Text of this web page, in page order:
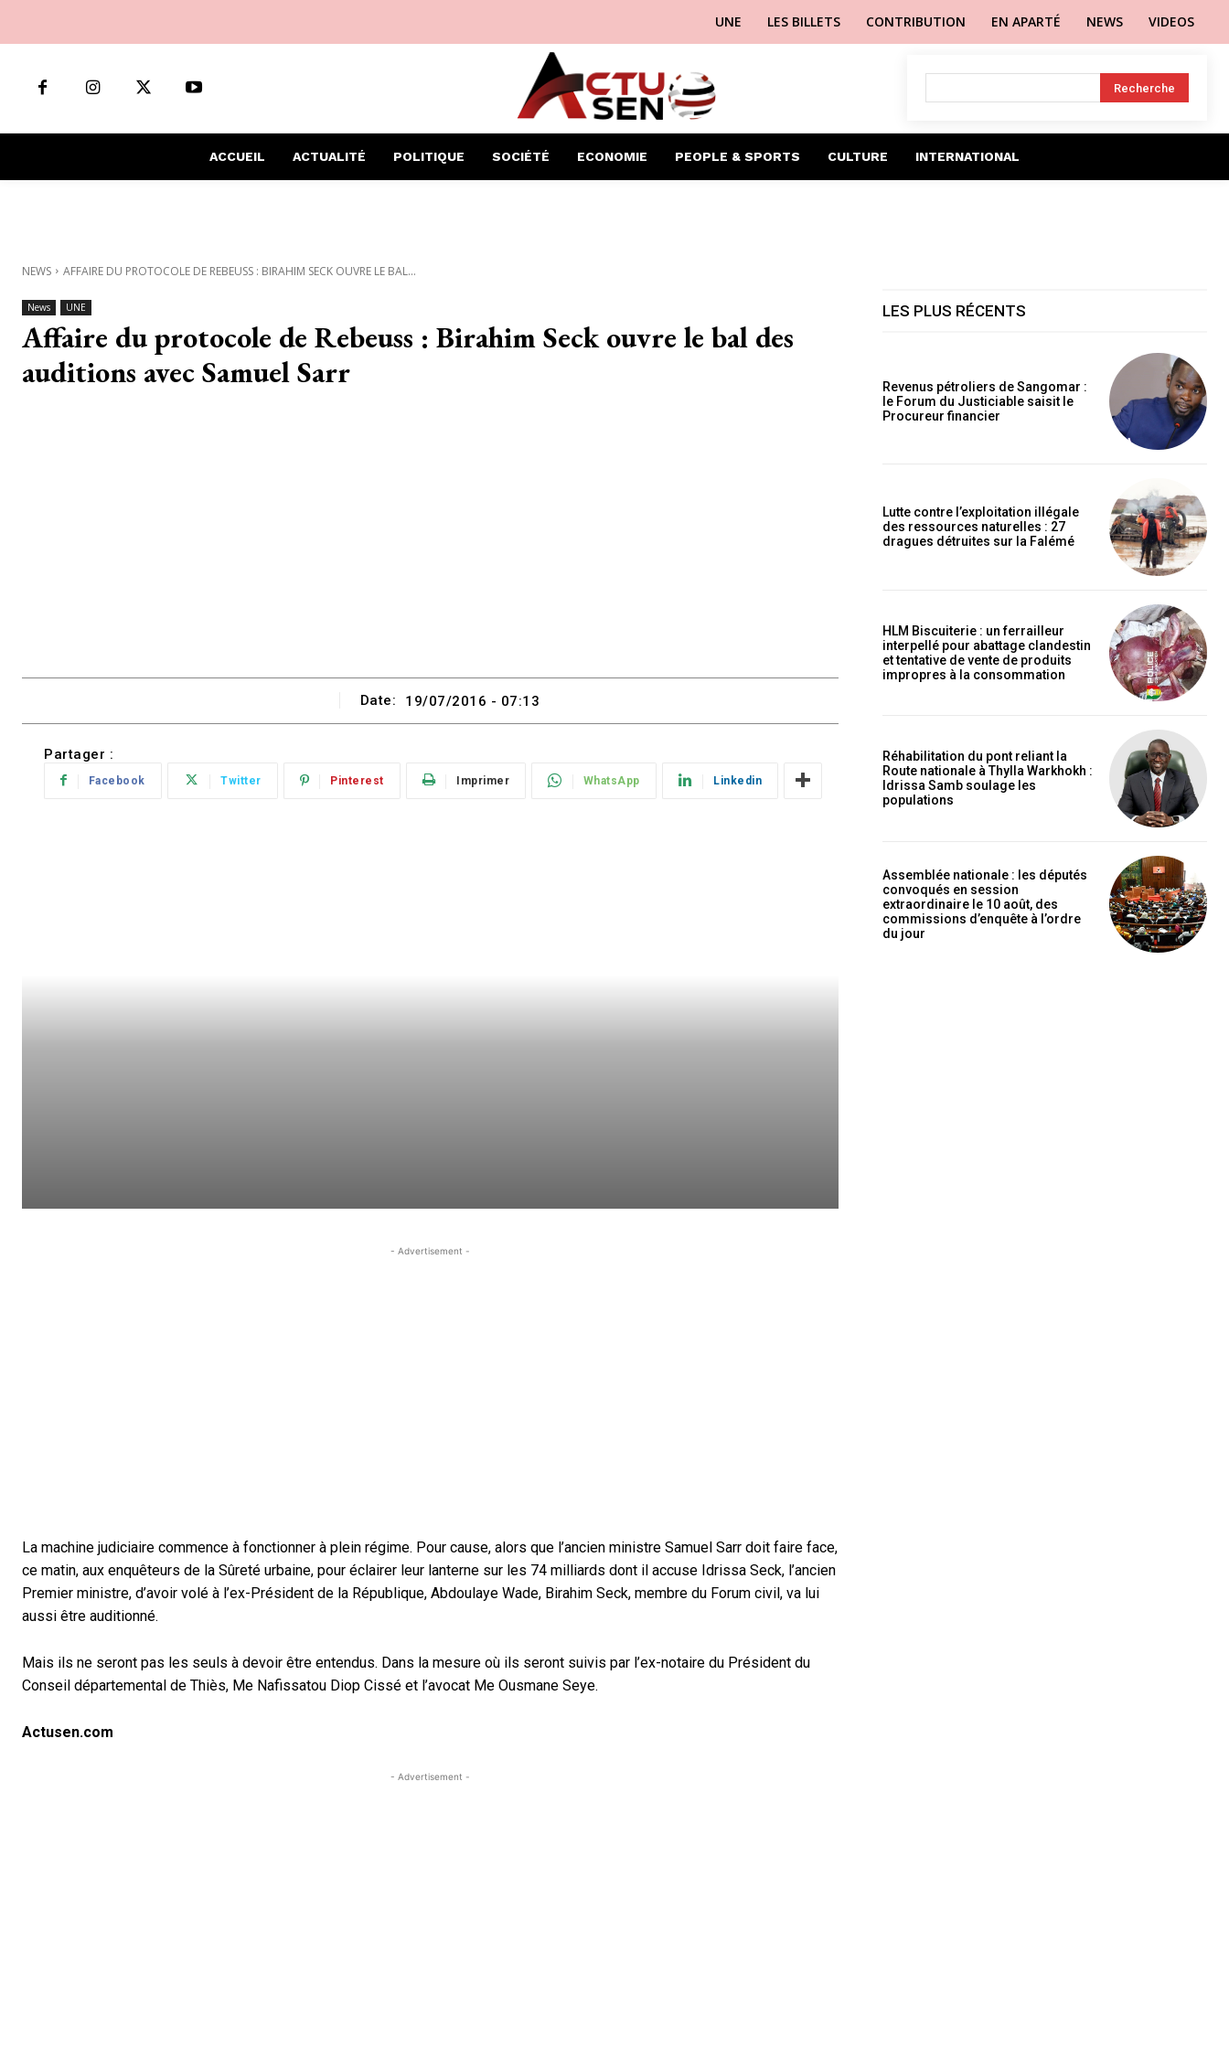
UNE LES BILLETS CONTRIBUTION EN APARTÉ NEWS VIDEOS
Recherche
ACCUEIL ACTUALITÉ POLITIQUE SOCIÉTÉ ECONOMIE PEOPLE & SPORTS CULTURE INTERNATIONAL
NEWS AFFAIRE DU PROTOCOLE DE REBEUSS : BIRAHIM SECK OUVRE LE BAL...
News UNE
Affaire du protocole de Rebeuss : Birahim Seck ouvre le bal des
auditions avec Samuel Sarr
Date: 19/07/2016 - 07:13
Partager :
Facebook Twitter Pinterest Imprimer WhatsApp Linkedin
- Advertisement -
La machine judiciaire commence à fonctionner à plein régime. Pour cause, alors que l’ancien ministre Samuel Sarr doit faire face,
ce matin, aux enquêteurs de la Sûreté urbaine, pour éclairer leur lanterne sur les 74 milliards dont il accuse Idrissa Seck, l’ancien
Premier ministre, d’avoir volé à l’ex-Président de la République, Abdoulaye Wade, Birahim Seck, membre du Forum civil, va lui
aussi être auditionné.
Mais ils ne seront pas les seuls à devoir être entendus. Dans la mesure où ils seront suivis par l’ex-notaire du Président du
Conseil départemental de Thiès, Me Nafissatou Diop Cissé et l’avocat Me Ousmane Seye.
Actusen.com
- Advertisement -
LES PLUS RÉCENTS
Revenus pétroliers de Sangomar :
le Forum du Justiciable saisit le
Procureur financier
Lutte contre l’exploitation illégale
des ressources naturelles : 27
dragues détruites sur la Falémé
HLM Biscuiterie : un ferrailleur
interpellé pour abattage clandestin
et tentative de vente de produits
impropres à la consommation
Réhabilitation du pont reliant la
Route nationale à Thylla Warkhokh :
Idrissa Samb soulage les
populations
Assemblée nationale : les députés
convoqués en session
extraordinaire le 10 août, des
commissions d’enquête à l’ordre
du jour